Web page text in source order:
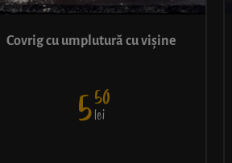
Covrig cu umplutură cu vișine
550
lei